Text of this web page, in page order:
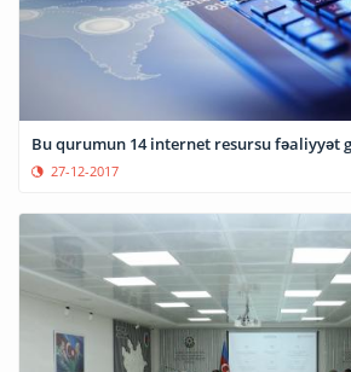
Bu qurumun 14 internet resursu fəaliyyət
27-12-2017